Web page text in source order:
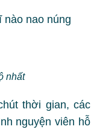
nào nao núng
nhất
thời gian, các
nguyện viên hỗ